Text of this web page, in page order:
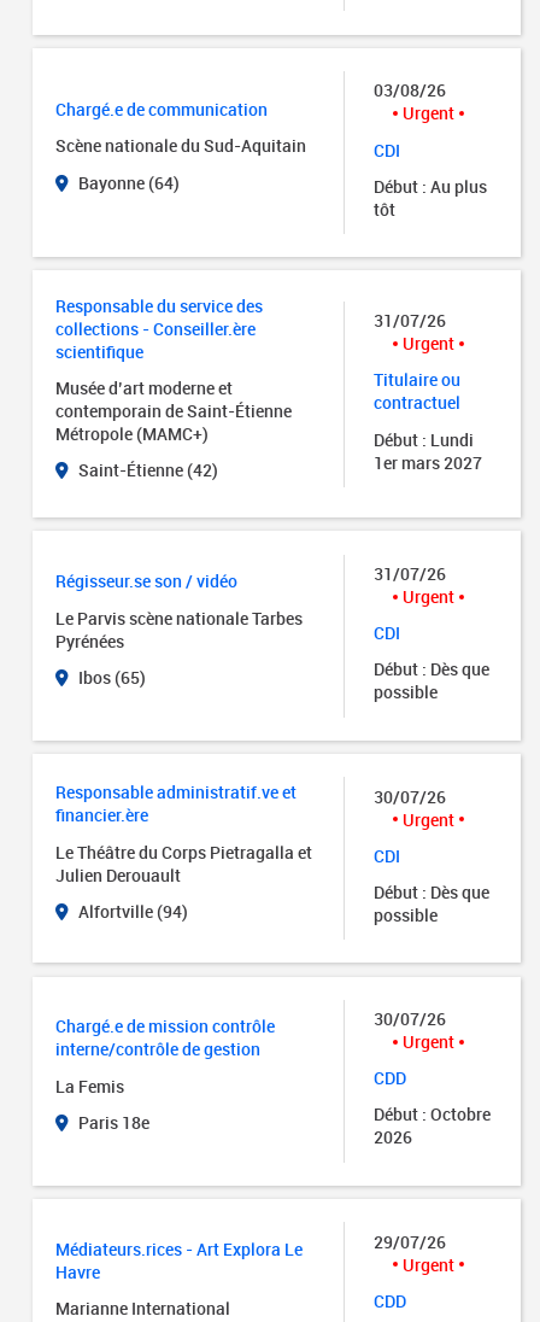
Chargé.e de communication
Scène nationale du Sud-Aquitain
Bayonne (64)
03/08/26
Urgent
CDI
Début : Au plus
tôt
Responsable du service des
collections - Conseiller.ère
scientifique
Musée d’art moderne et
contemporain de Saint-Étienne
Métropole (MAMC+)
Saint-Étienne (42)
31/07/26
Urgent
Titulaire ou
contractuel
Début : Lundi
1er mars 2027
Régisseur.se son / vidéo
Le Parvis scène nationale Tarbes
Pyrénées
Ibos (65)
31/07/26
Urgent
CDI
Début : Dès que
possible
Responsable administratif.ve et
financier.ère
Le Théâtre du Corps Pietragalla et
Julien Derouault
Alfortville (94)
30/07/26
Urgent
CDI
Début : Dès que
possible
Chargé.e de mission contrôle
interne/contrôle de gestion
La Femis
Paris 18e
30/07/26
Urgent
CDD
Début : Octobre
2026
Médiateurs.rices - Art Explora Le
Havre
Marianne International
29/07/26
Urgent
CDD